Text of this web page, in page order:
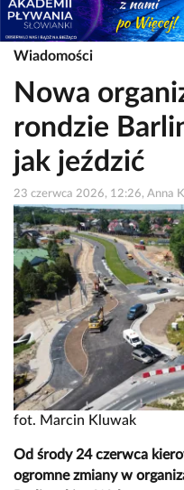
Wiadomości
Nowa
rondzie
jak jeździć
23 czerwca 2026, 12:26, Anna
fot. Marcin Kluwak
Od środy 24 czerwca
ogromne zmiany w